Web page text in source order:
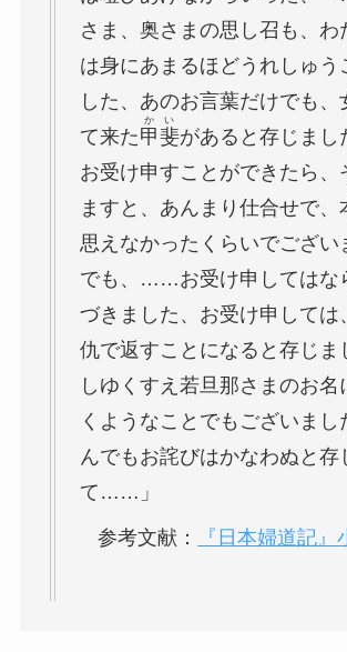
さま、奥さまの思し召も、わ
は身にあまるほどうれしゅう
した、あのお言葉だけでも、
て来た甲斐
かい
があると存じま
お受け申すことができたら、
ますと、あんまり仕合せで、
思えなかったくらいでござい
でも、……お受け申してはな
づきました、お受け申しては
仇で返すことになると存じま
しゆくすえ若旦那さまのお名
くようなことでもございまし
んでもお詫びはかなわぬと存
て……」
参考文献：
『日本婦道記』